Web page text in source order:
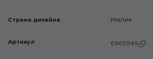
Страна дизайна Италия
Артикул 6965049